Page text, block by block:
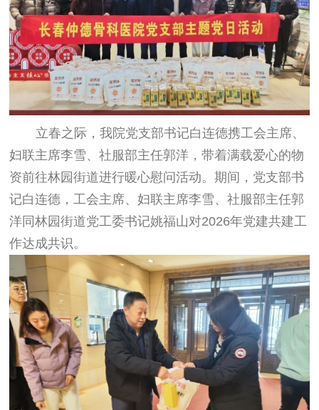
立春之际，我院党支部书记白连德携工会主席、
妇联主席李雪、社服部主任郭洋，带着满载爱心的物
资前往林园街道进行暖心慰问活动。期间，党支部书
记白连德，工会主席、妇联主席李雪、社服部主任郭
洋同林园街道党工委书记姚福山对2026年党建共建工
作达成共识。